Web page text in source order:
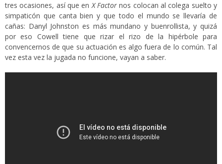
tres ocasiones, así que enX Factor nos colocan al colega suelto y
simpaticón que canta bien y que todo el mundo se llevaría de
cañas: Danyl Johnston es más mundano y buenrollista, y quizá
por eso Cowell tiene que rizar el rizo de la hipérbole para
convencernos de que su actuación es algo fuera de lo común. Tal
vez esta vez la jugada no funcione, vayan a saber.